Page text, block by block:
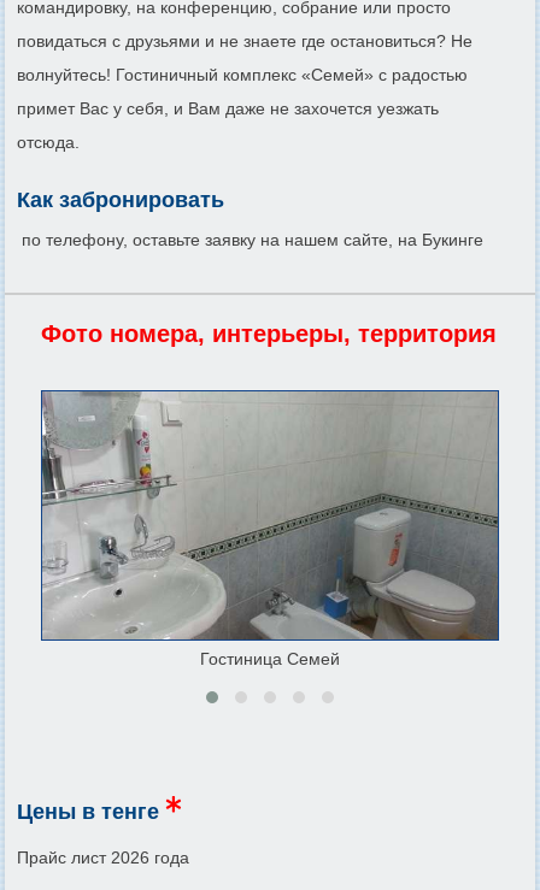
командировку, на конференцию, собрание или просто
повидаться с друзьями и не знаете где остановиться? Не
волнуйтесь! Гостиничный комплекс «Семей» с радостью
примет Вас у себя, и Вам даже не захочется уезжать
отсюда.
Как забронировать
по телефону, оставьте заявку на нашем сайте, на Букинге
Фото номера, интерьеры, территория
Гостиница Семей
Цены в тенге
Прайс лист 2026 года